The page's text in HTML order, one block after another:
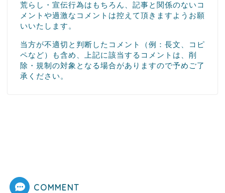
荒らし・宣伝行為はもちろん、記事と関係のないコ
メントや過激なコメントは控えて頂きますようお願
いいたします。
当方が不適切と判断したコメント（例：長文、コピ
ペなど）も含め、上記に該当するコメントは、削
除・規制の対象となる場合がありますので予めご了
承ください。
COMMENT